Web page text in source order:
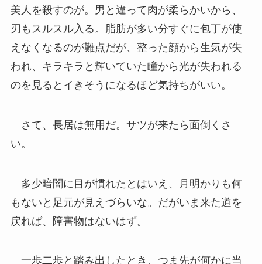
美人を殺すのが。男と違って肉が柔らかいから、
刃もスルスル入る。脂肪が多い分すぐに包丁が使
えなくなるのが難点だが、整った顔から生気が失
われ、キラキラと輝いていた瞳から光が失われる
のを見るとイきそうになるほど気持ちがいい。
さて、長居は無用だ。サツが来たら面倒くさ
い。
多少暗闇に目が慣れたとはいえ、月明かりも何
もないと足元が見えづらいな。だがいま来た道を
戻れば、障害物はないはず。
一歩二歩と踏み出したとき、つま先が何かに当